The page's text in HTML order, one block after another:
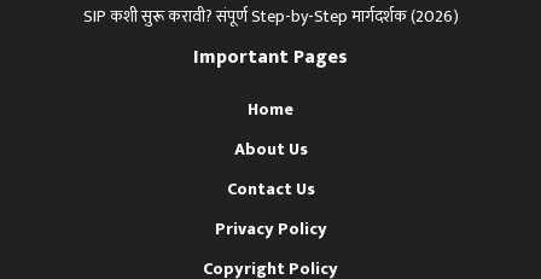
SIP कशी सुरू करावी? संपूर्ण Step-by-Step मार्गदर्शक (2026)
Important Pages
Home
About Us
Contact Us
Privacy Policy
Copyright Policy